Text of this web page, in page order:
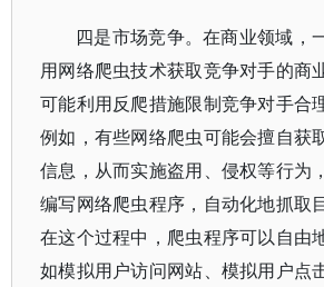
四是市场竞争。在商业领域，
用网络爬虫技术获取竞争对手的商
可能利用反爬措施限制竞争对手合
例如，有些网络爬虫可能会擅自获
信息，从而实施盗用、侵权等行为
编写网络爬虫程序，自动化地抓取
在这个过程中，爬虫程序可以自由
如模拟用户访问网站、模拟用户点